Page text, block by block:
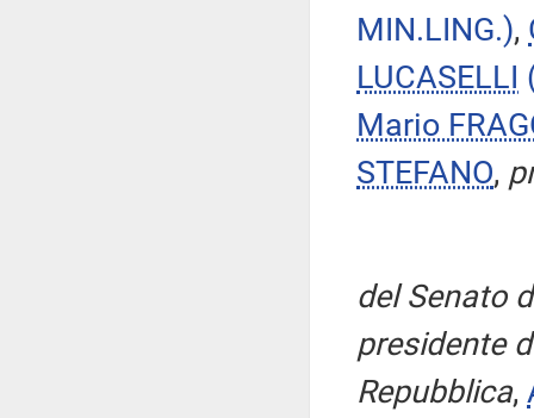
MIN.LING.),
LUCASELLI
Mario
STEFANO,
del Senato
presidente
Repubblica,